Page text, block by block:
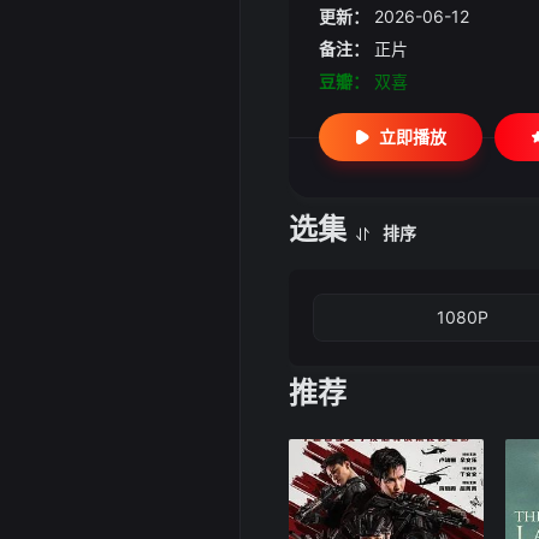
更新：
2026-06-12
备注：
正片
豆瓣：
双喜
立即播放
选集 排序
1080P
推荐